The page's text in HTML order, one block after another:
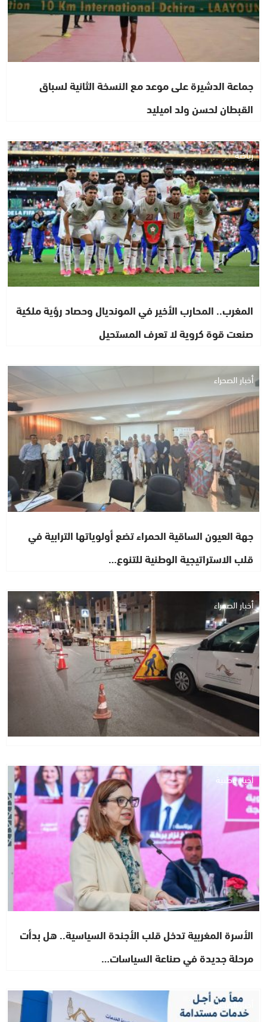
جماعة الدشيرة على موعد مع النسخة الثانية لسباق
القبطان لحسن ولد اميليد
رياضة
المغرب.. المحارب الأخير في المونديال وحصاد رؤية ملكية
صنعت قوة كروية لا تعرف المستحيل
أخبار الصحراء
جهة العيون الساقية الحمراء تضع أولوياتها الترابية في
قلب الاستراتيجية الوطنية للتنوع…
أخبار الصحراء
أخبار وطنية
الأسرة المغربية تدخل قلب الأجندة السياسية.. هل بدأت
مرحلة جديدة في صناعة السياسات…
أخبار الصحراء